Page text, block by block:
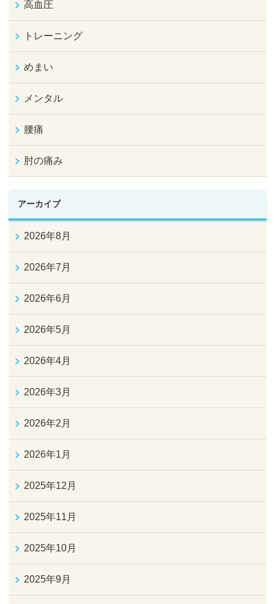
高血圧
トレーニング
めまい
メンタル
腰痛
肘の痛み
アーカイブ
2026年8月
2026年7月
2026年6月
2026年5月
2026年4月
2026年3月
2026年2月
2026年1月
2025年12月
2025年11月
2025年10月
2025年9月